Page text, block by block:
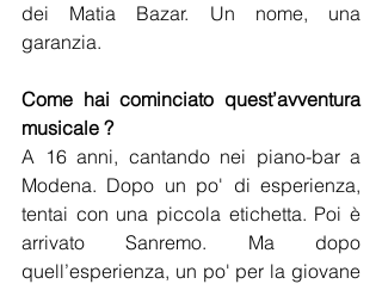
dei Matia Bazar. Un nome, una
garanzia.
Come hai cominciato quest’avventura
musicale ?
A 16 anni, cantando nei piano-bar a
Modena. Dopo un po' di esperienza,
tentai con una piccola etichetta. Poi è
arrivato Sanremo. Ma dopo
quell’esperienza, un po' per la giovane